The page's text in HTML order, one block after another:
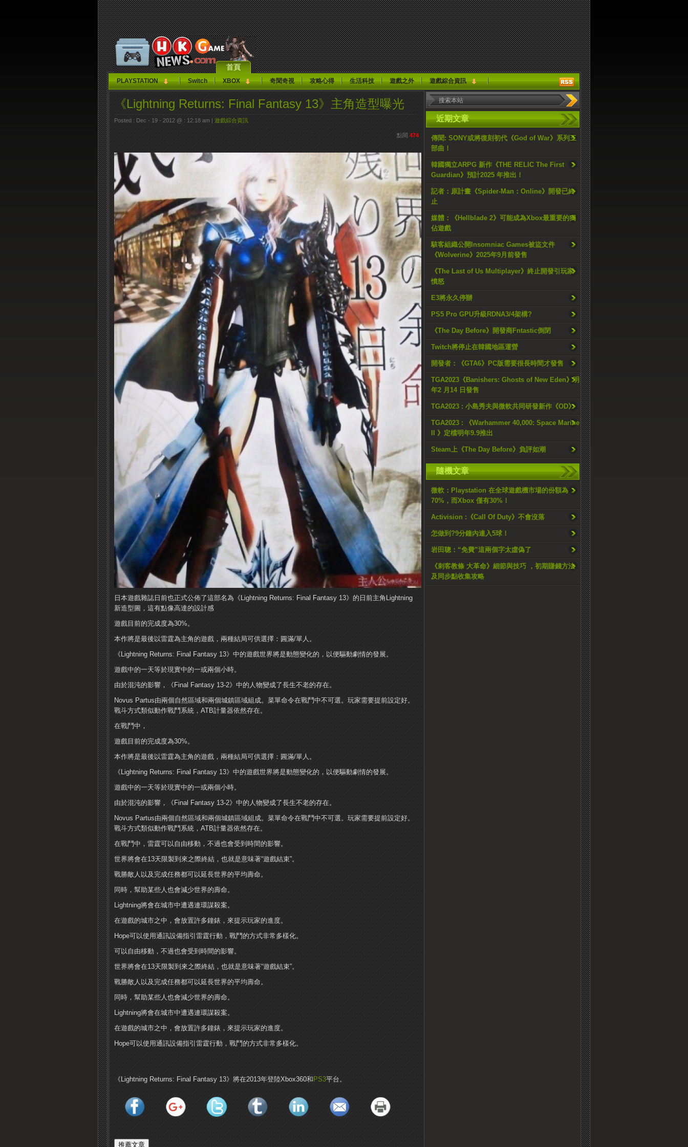
首頁
PLAYSTATION Switch XBOX 奇聞奇視 攻略心得 生活科技 遊戲之外 遊戲綜合資訊
近期文章
傳聞: SONY或將復刻初代《God of War》系列三
部曲！
韓國獨立ARPG 新作《THE RELIC The First
Guardian》預計2025 年推出！
記者：原計畫《Spider-Man：Online》開發已終
止
媒體：《Hellblade 2》可能成為Xbox最重要的獨
佔遊戲
駭客組織公開Insomniac Games被盜文件
《Wolverine》2025年9月前發售
《The Last of Us Multiplayer》終止開發引玩家
憤怒
E3將永久停辦
PS5 Pro GPU升級RDNA3/4架構?
《The Day Before》開發商Fntastic倒閉
Twitch將停止在韓國地區運營
開發者：《GTA6》PC版需要很長時間才發售
TGA2023《Banishers: Ghosts of New Eden》明
年2 月14 日發售
TGA2023 : 小島秀夫與微軟共同研發新作《OD》
TGA2023 : 《Warhammer 40,000: Space Marine
II 》定檔明年9.9推出
Steam上《The Day Before》負評如潮
隨機文章
微軟：Playstation 在全球遊戲機市場的份額為
70%，而Xbox 僅有30%！
Activision :《Call Of Duty》不會沒落
怎做到?9分鐘內連入5球！
岩田聰：“免費”這兩個字太虛偽了
《刺客教條 大革命》細節與技巧 ，初期賺錢方法
及同步點收集攻略
《Lightning Returns: Final Fantasy 13》主角造型曝光
Posted : Dec - 19 - 2012 @ : 12:18 am | 遊戲綜合資訊
點閱 474
日本遊戲雜誌日前也正式公佈了這部名為《Lightning Returns: Final Fantasy 13》的日前主角Lightning
新造型圖，這有點像高達的設計感
遊戲目前的完成度為30%。
本作將是最後以雷霆為主角的遊戲，兩種結局可供選擇：圓滿/單人。
《Lightning Returns: Final Fantasy 13》中的遊戲世界將是動態變化的，以便驅動劇情的發展。
遊戲中的一天等於現實中的一或兩個小時。
由於混沌的影響，《Final Fantasy 13-2》中的人物變成了長生不老的存在。
Novus Partus由兩個自然區域和兩個城鎮區域組成。菜單命令在戰鬥中不可選。玩家需要提前設定好。
戰斗方式類似動作戰鬥系統，ATB計量器依然存在。
在戰鬥中，
遊戲目前的完成度為30%。
本作將是最後以雷霆為主角的遊戲，兩種結局可供選擇：圓滿/單人。
《Lightning Returns: Final Fantasy 13》中的遊戲世界將是動態變化的，以便驅動劇情的發展。
遊戲中的一天等於現實中的一或兩個小時。
由於混沌的影響，《Final Fantasy 13-2》中的人物變成了長生不老的存在。
Novus Partus由兩個自然區域和兩個城鎮區域組成。菜單命令在戰鬥中不可選。玩家需要提前設定好。
戰斗方式類似動作戰鬥系統，ATB計量器依然存在。
在戰鬥中，雷霆可以自由移動，不過也會受到時間的影響。
世界將會在13天限製到來之際終結，也就是意味著“遊戲結束”。
戰勝敵人以及完成任務都可以延長世界的平均壽命。
同時，幫助某些人也會減少世界的壽命。
Lightning將會在城市中遭遇連環謀殺案。
在遊戲的城市之中，會放置許多鐘錶，來提示玩家的進度。
Hope可以使用通訊設備指引雷霆行動，戰鬥的方式非常多樣化。
可以自由移動，不過也會受到時間的影響。
世界將會在13天限製到來之際終結，也就是意味著“遊戲結束”。
戰勝敵人以及完成任務都可以延長世界的平均壽命。
同時，幫助某些人也會減少世界的壽命。
Lightning將會在城市中遭遇連環謀殺案。
在遊戲的城市之中，會放置許多鐘錶，來提示玩家的進度。
Hope可以使用通訊設備指引雷霆行動，戰鬥的方式非常多樣化。
《Lightning Returns: Final Fantasy 13》將在2013年登陸Xbox360和 PS3平台。